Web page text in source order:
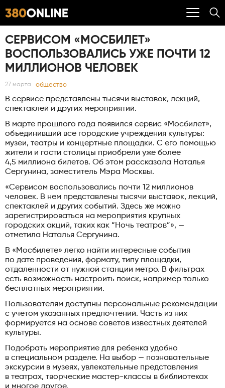
СЕРВИСОМ «МОСБИЛЕТ»
ВОСПОЛЬЗОВАЛИСЬ УЖЕ ПОЧТИ 12
МИЛЛИОНОВ ЧЕЛОВЕК
27 марта общество
В сервисе представлены тысячи выставок, лекций,
спектаклей и других мероприятий.
В марте прошлого года появился сервис «Мосбилет»,
объединивший все городские учреждения культуры:
музеи, театры и концертные площадки. С его помощью
жители и гости столицы приобрели уже более
4,5 миллиона билетов. Об этом рассказала Наталья
Сергунина, заместитель Мэра Москвы.
«Сервисом воспользовались почти 12 миллионов
человек. В нем представлены тысячи выставок, лекций,
спектаклей и других событий. Здесь же можно
зарегистрироваться на мероприятия крупных
городских акций, таких как “Ночь театров”», —
отметила Наталья Сергунина.
В «Мосбилете» легко найти интересные события
по дате проведения, формату, типу площадки,
отдаленности от нужной станции метро. В фильтрах
есть возможность настроить поиск, например только
бесплатных мероприятий.
Пользователям доступны персональные рекомендации
с учетом указанных предпочтений. Часть из них
формируется на основе советов известных деятелей
культуры.
Подобрать мероприятие для ребенка удобно
в специальном разделе. На выбор — познавательные
экскурсии в музеях, увлекательные представления
в театрах, творческие мастер-классы в библиотеках